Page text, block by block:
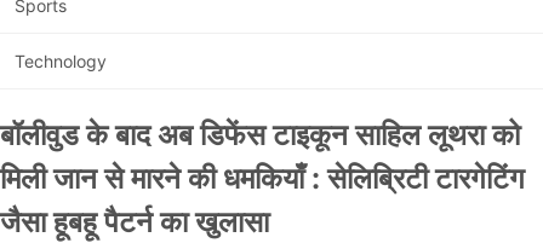
Sports
Technology
बॉलीवुड के बाद अब डिफेंस टाइकून साहिल लूथरा को
मिली जान से मारने की धमकियाँ : सेलिब्रिटी टारगेटिंग
जैसा हूबहू पैटर्न का खुलासा